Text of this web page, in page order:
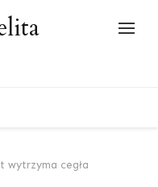
wytrzyma cegła